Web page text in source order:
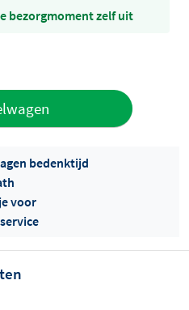
bezorgmoment zelf uit
bedenktijd
voor